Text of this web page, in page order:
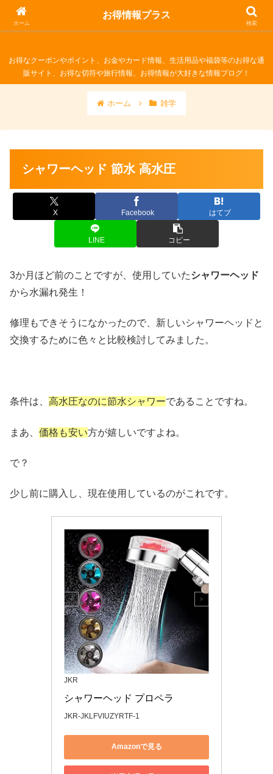
お得情報プラス
お得なクーポンやポイント、お金やカード情報、生活用品や福袋等のお得な通
販サイト、お得な切符や旅行情報、お得情報が大好きな情報ブログ！
ホーム 雑学
シャワーヘッド 節水 高水圧
X Facebook はてブ
LINE コピー
3か月ほど前のことですが、使用していたシャワーヘッド
から水漏れ発生！
修理もできそうになかったので、新しいシャワーヘッドと
交換するために色々と比較検討してみました。
条件は、 高水圧なのに節水シャワーであることですね。
まあ、 価格も安い方が嬉しいですよね。
で？
少し前に購入し、現在使用しているのがこれです。
JKR
シャワーヘッド プロペラ
JKR-JKLFVIUZYRTF-1
Amazonで見る
ホーム
お得情報プラス
検索